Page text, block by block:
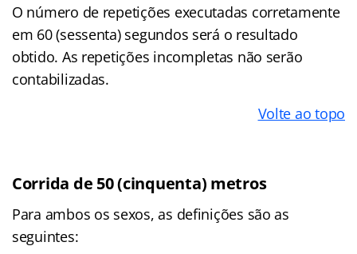
O número de repetições executadas corretamente
em 60 (sessenta) segundos será o resultado
obtido. As repetições incompletas não serão
contabilizadas.
Volte ao topo
Corrida de 50 (cinquenta) metros
Para ambos os sexos, as definições são as
seguintes: